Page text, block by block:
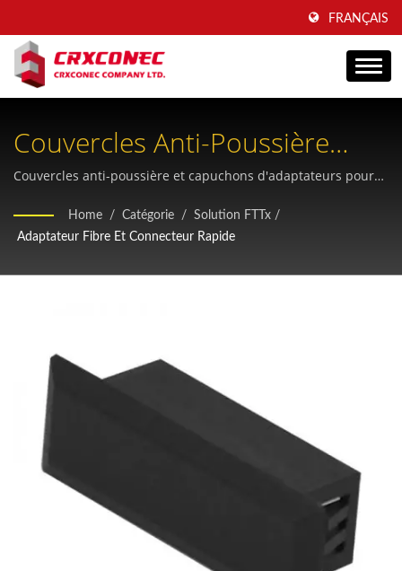
FRANÇAIS
Couvercles Anti-Poussière
Pour Fibres Optiques SC
Duplex Et LC Quadruple Pour
Câblage Structuré
Couvercles anti-poussière et capuchons d'adaptateurs pour
protéger les ports ouverts des panneaux de brassage et des
équipements réseau contre la poussière, les débris et
Home / Catégorie / Solution FTTx /
Adaptateur Fibre Et Connecteur Rapide